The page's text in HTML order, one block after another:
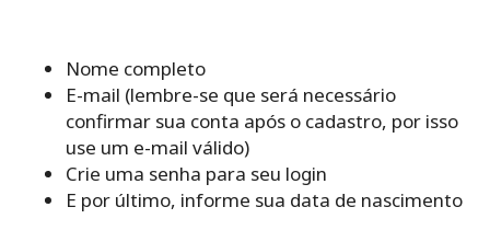
Nome completo
E-mail (lembre-se que será necessário
confirmar sua conta após o cadastro, por isso
use um e-mail válido)
Crie uma senha para seu login
E por último, informe sua data de nascimento